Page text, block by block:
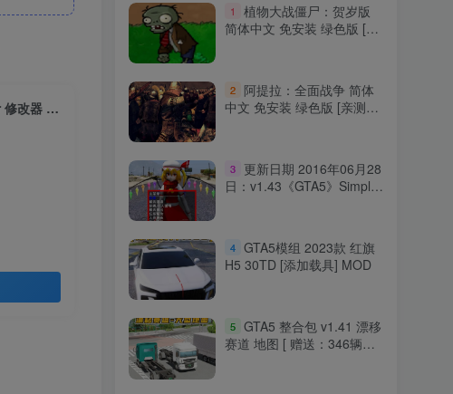
更新日期 2022年07月20日：v1.57《GTA5》Rampage Trainer 修改器 [简体汉化]
1
植物大战僵尸：贺岁版
简体中文 免安装 绿色版 [亲
2
阿提拉：全面战争 简体
中文 免安装 绿色版 [亲测可
3
更新日期 2016年06月28
日：v1.43《GTA5》Simple
4 GTA5模组 2023款 红旗
H5 30TD [添加载具] MOD
5 GTA5 整合包 v1.41 漂移
赛道 地图 [ 赠送：346辆载